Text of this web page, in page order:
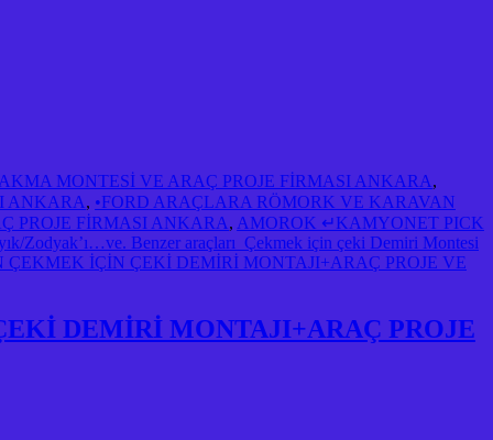
MONTESİ VE ARAÇ PROJE FİRMASI ANKARA,
ANKARA, •FORD ARAÇLARA RÖMORK VE KARAVAN
PROJE FİRMASI ANKARA, AMOROK ↵KAMYONET PICK
Benzer araçları Çekmek için çeki Demiri Montesi
İÇİN ÇEKİ DEMİRİ MONTAJI+ARAÇ PROJE VE
DEMİRİ MONTAJI+ARAÇ PROJE